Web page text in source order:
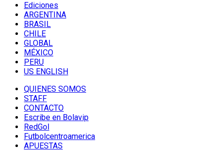
Ediciones
ARGENTINA
BRASIL
CHILE
GLOBAL
MÉXICO
PERU
US ENGLISH
QUIENES SOMOS
STAFF
CONTACTO
Escribe en Bolavip
RedGol
Futbolcentroamerica
APUESTAS